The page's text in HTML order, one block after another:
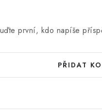
první, kdo napíše
PŘIDAT